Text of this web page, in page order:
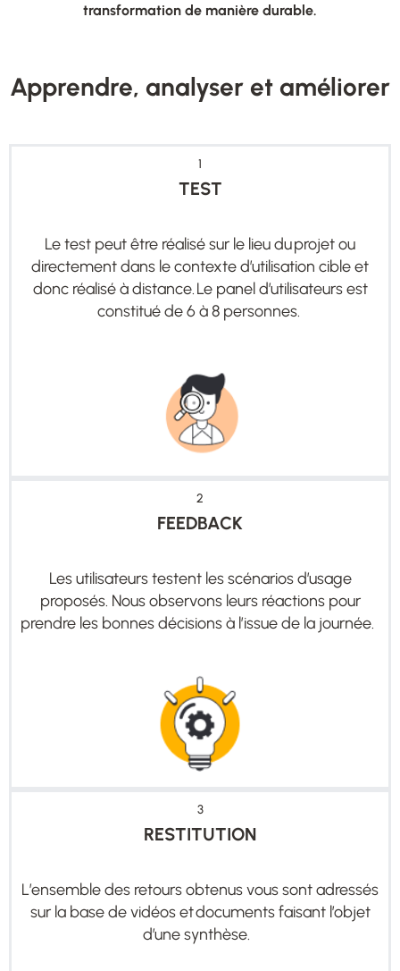
transformation de manière durable.
Apprendre, analyser et améliorer
1
TEST
Le test peutêtre réalisésur le lieu du projetou
directement dans le contexte d’utilisation cible et
donc réalisé à distance.Le panel d’utilisateurs est
constitué de 6 à 8 personnes.
2
FEEDBACK
Les utilisateurs testentles scénarios d’usage
proposés. Nousobservons leurs réactions pour
prendre les bonnes décisions à l’issue de la journée.
3
RESTITUTION
L’ensemble des retours obtenus vous sont adressés
sur la base de vidéos et documents faisant l’objet
d’une synthèse.